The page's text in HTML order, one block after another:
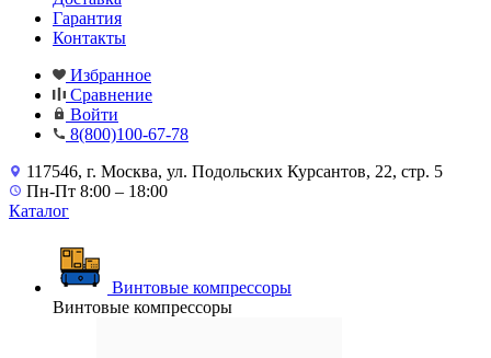
Гарантия
Контакты
Избранное
Сравнение
Войти
8(800)100-67-78
117546, г. Москва, ул. Подольских Курсантов, 22, стр. 5
Пн-Пт 8:00 – 18:00
Каталог
Винтовые компрессоры
Винтовые компрессоры